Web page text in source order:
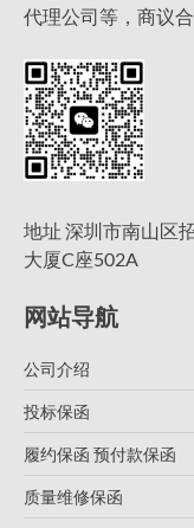
代理公司等，商议
地址 深圳市南山区
大厦C座502A
网站导航
公司介绍
投标保函
履约保函 预付款保函
质量维修保函